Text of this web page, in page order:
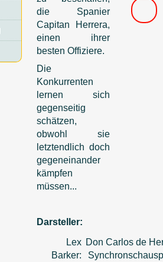
die Spanier
Capitan Herrera,
einen ihrer
besten Offiziere.
Die
Konkurrenten
lernen sich
gegenseitig
schätzen,
obwohl sie
letztendlich doch
gegeneinander
kämpfen
müssen...
Darsteller:
Lex
Barker:
Don Carlos de